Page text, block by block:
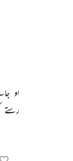
او
رستے